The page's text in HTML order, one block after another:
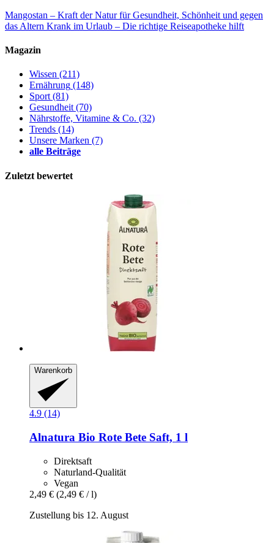
Mangostan – Kraft der Natur für Gesundheit, Schönheit und gegen
das Altern Krank im Urlaub – Die richtige Reiseapotheke hilft
Magazin
Wissen (211)
Ernährung (148)
Sport(81)
Gesundheit(70)
Nährstoffe, Vitamine & Co. (32)
Trends (14)
Unsere Marken (7)
alle Beiträge
Zuletzt bewertet
Warenkorb
4.9 (14)
Alnatura Bio Rote Bete Saft, 1 l
Direktsaft
Naturland-Qualität
Vegan
2,49 € (2,49 € / l)
Zustellung bis 12. August